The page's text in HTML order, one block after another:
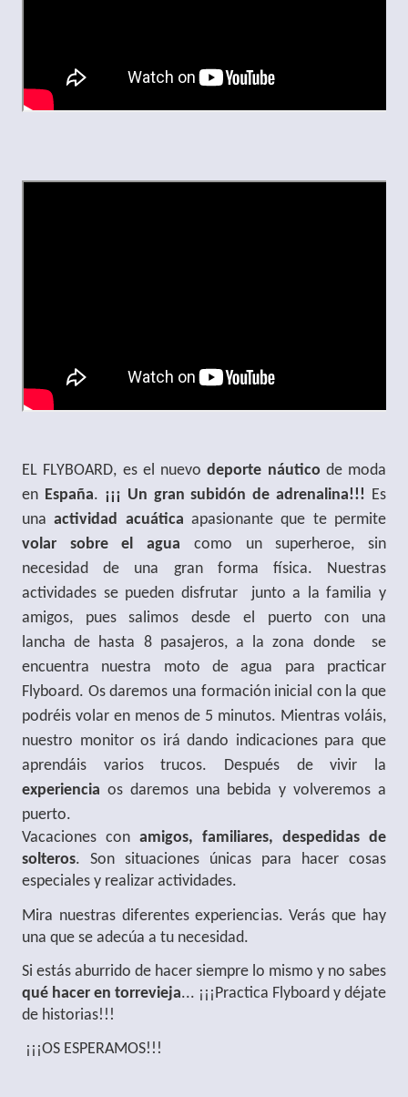
EL FLYBOARD, es el nuevodeporte náutico de moda
en España. ¡¡¡ Un gran subidón de adrenalina!!! Es
unaactividad acuáticaapasionante que te permite
volar sobre el agua como un superheroe, sin
necesidad de una gran forma física. Nuestras
actividades se pueden disfrutar junto a la familia y
amigos, pues salimos desde el puerto con una
lancha de hasta 8 pasajeros, a la zona donde se
encuentra nuestra moto de agua para practicar
Flyboard. Os daremos una formación inicial con la que
podréis volar en menos de 5 minutos. Mientras voláis,
nuestro monitor os irá dando indicaciones para que
aprendáis varios trucos. Después de vivir la
experiencia os daremos una bebida y volveremos a
puerto.
Vacaciones con amigos, familiares, despedidas de
solteros. Son situaciones únicas para hacer cosas
especiales y realizar actividades.
Mira nuestras diferentes experiencias. Verás que hay
una que se adecúa a tu necesidad.
Si estás aburrido de hacer siempre lo mismo y no sabes
qué hacer en torrevieja... ¡¡¡Practica Flyboard y déjate
de historias!!!
¡¡¡OS ESPERAMOS!!!